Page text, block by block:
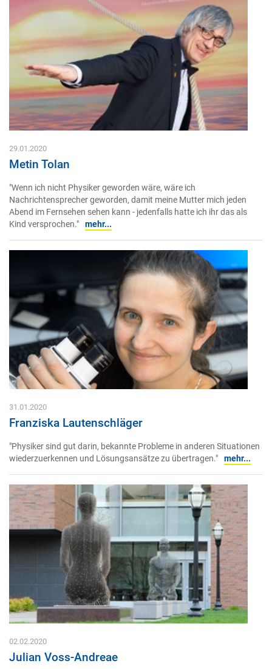
29.01.2020
Metin Tolan
"Wenn ich nicht Physiker geworden wäre, wäre ich
Nachrichtensprecher geworden, damit meine Mutter mich jeden
Abend im Fernsehen sehen kann - jedenfalls hatte ich ihr das als
Kind versprochen." mehr...
31.01.2020
Franziska Lautenschläger
"Physiker sind gut darin, bekannte Probleme in anderen Situationen
wiederzuerkennen und Lösungsansätze zu übertragen." mehr...
02.02.2020
Julian Voss-Andreae